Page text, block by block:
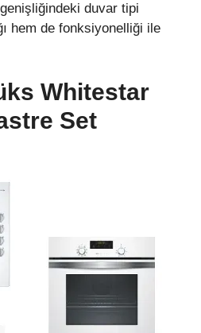
duvar tipi
hem de fonksiyonelliği ile
Whitestar
Set